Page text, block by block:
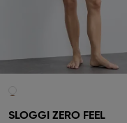
SLOGGI ZERO FEEL